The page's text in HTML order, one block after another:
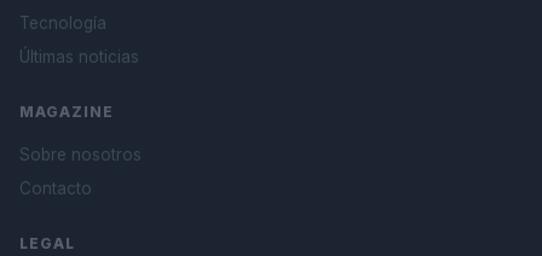
Tecnología
Últimas noticias
MAGAZINE
Sobre nosotros
Contacto
LEGAL